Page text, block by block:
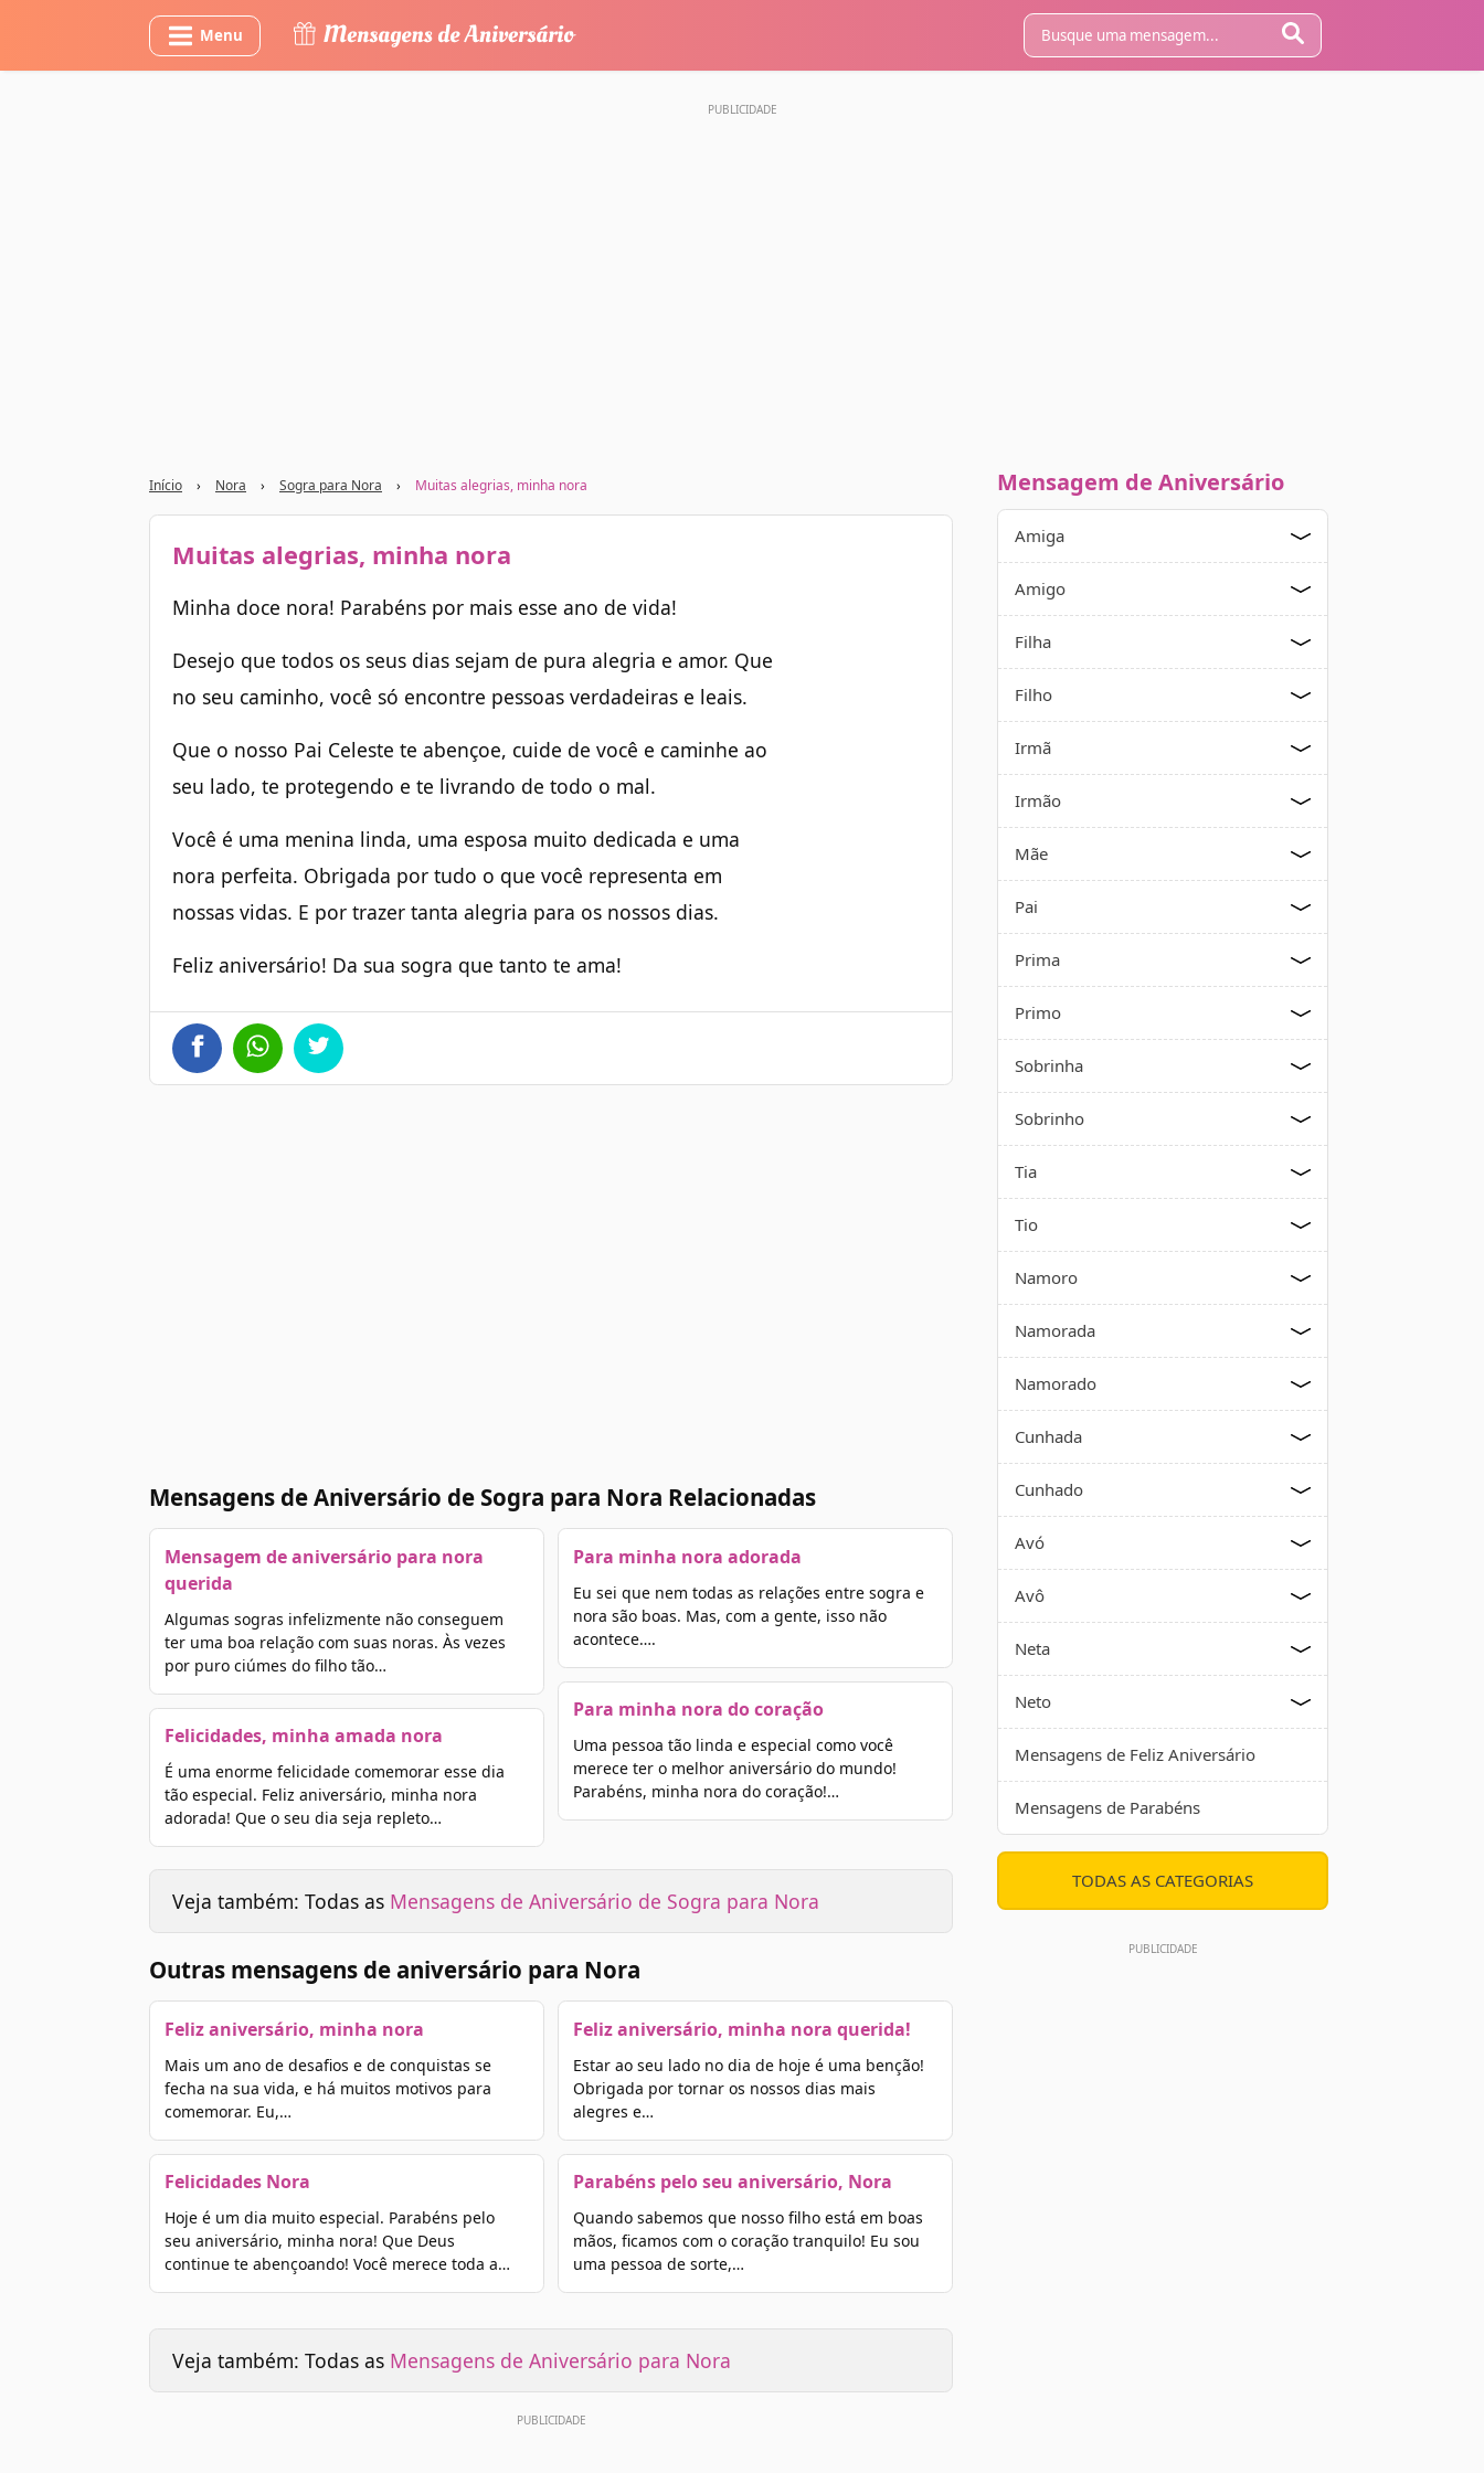
Menu
Início › Nora › Sogra para Nora › Muitas alegrias, minha nora
Muitas alegrias, minha nora
Minha doce nora! Parabéns por mais esse ano de vida!
Desejo que todos os seus dias sejam de pura alegria e amor. Que
no seu caminho, você só encontre pessoas verdadeiras e leais.
Que o nosso Pai Celeste te abençoe, cuide de você e caminhe ao
seu lado, te protegendo e te livrando de todo o mal.
Você é uma menina linda, uma esposa muito dedicada e uma
nora perfeita. Obrigada por tudo o que você representa em
nossas vidas. E por trazer tanta alegria para os nossos dias.
Feliz aniversário! Da sua sogra que tanto te ama!
Mensagens de Aniversário de Sogra para Nora Relacionadas
Mensagem de aniversário para nora
querida
Algumas sogras infelizmente não conseguem
ter uma boa relação com suas noras. Às vezes
por puro ciúmes do filho tão…
Felicidades, minha amada nora
É uma enorme felicidade comemorar esse dia
tão especial. Feliz aniversário, minha nora
adorada! Que o seu dia seja repleto…
Para minha nora adorada
Eu sei que nem todas as relações entre sogra e
nora são boas. Mas, com a gente, isso não
acontece….
Para minha nora do coração
Uma pessoa tão linda e especial como você
merece ter o melhor aniversário do mundo!
Parabéns, minha nora do coração!…
Veja também: Todas as Mensagens de Aniversário de Sogra para Nora
Outras mensagens de aniversário para Nora
Feliz aniversário, minha nora
Mais um ano de desafios e de conquistas se
fecha na sua vida, e há muitos motivos para
comemorar. Eu,…
Felicidades Nora
Hoje é um dia muito especial. Parabéns pelo
seu aniversário, minha nora! Que Deus
continue te abençoando! Você merece toda a…
Feliz aniversário, minha nora querida!
Estar ao seu lado no dia de hoje é uma benção!
Obrigada por tornar os nossos dias mais
alegres e…
Parabéns pelo seu aniversário, Nora
Quando sabemos que nosso filho está em boas
mãos, ficamos com o coração tranquilo! Eu sou
uma pessoa de sorte,…
Veja também: Todas as Mensagens de Aniversário para Nora
Mensagem de Aniversário
Amiga
Amigo
Filha
Filho
Irmã
Irmão
Mãe
Pai
Prima
Primo
Sobrinha
Sobrinho
Tia
Tio
Namoro
Namorada
Namorado
Cunhada
Cunhado
Avó
Avô
Neta
Neto
Mensagens de Feliz Aniversário
Mensagens de Parabéns
TODAS AS CATEGORIAS